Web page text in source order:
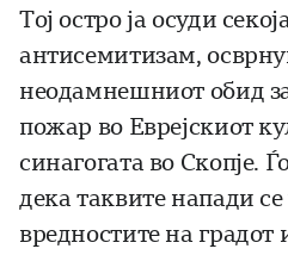
Тој остро ја осуди
антисемитизам,
неодамнешниот обид
пожар во Еврејскиот
синагогата во Скопје.
дека таквите напади се
вредностите на градот